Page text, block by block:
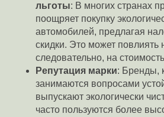
льготы: В многих странах
поощряет покупку
автомобилей, предлагая
скидки. Это может повлиять
следовательно, на
Репутация марки: Бренды,
занимаются вопросами
выпускают экологически
часто пользуются более